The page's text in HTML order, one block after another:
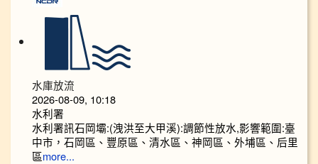
水庫放流
2026-08-09, 10:18
水利署
水利署訊石岡壩:(洩洪至大甲溪):調節性放水,影響範圍:臺
中市，石岡區、豐原區、清水區、神岡區、外埔區、后里
區more...